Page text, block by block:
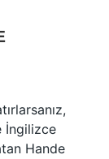
İngilizce
Hande